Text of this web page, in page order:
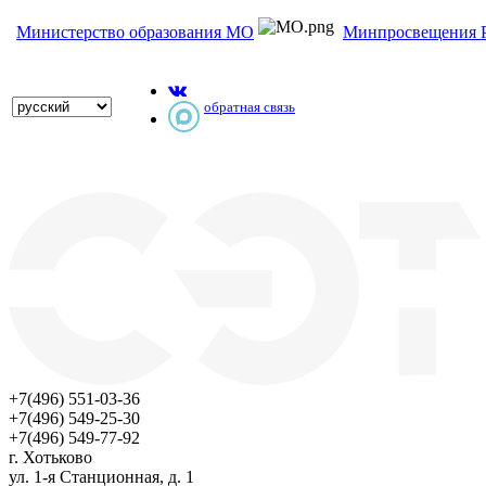
Министерство образования МО Минпросвещения
обратная связь
+7(496) 551-03-36
+7(496) 549-25-30
+7(496) 549-77-92
г. Хотьково
ул. 1-я Станционная, д. 1